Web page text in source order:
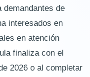
demandantes de
interesados en
en atención
finaliza con el
2026 o al completar